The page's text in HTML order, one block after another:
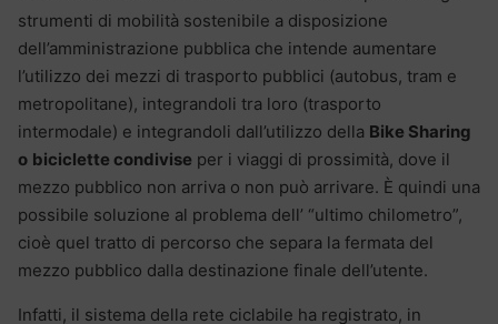
strumenti di mobilità sostenibile a disposizione
dell’amministrazione pubblica che intende aumentare
l’utilizzo dei mezzi di trasporto pubblici (autobus, tram e
metropolitane), integrandoli tra loro (trasporto
intermodale) e integrandoli dall’utilizzo della Bike Sharing
o biciclette condivise per i viaggi di prossimità, dove il
mezzo pubblico non arriva o non può arrivare. È quindi una
possibile soluzione al problema dell’ “ultimo chilometro”,
cioè quel tratto di percorso che separa la fermata del
mezzo pubblico dalla destinazione finale dell’utente.
Infatti, il sistema della rete ciclabile ha registrato, in